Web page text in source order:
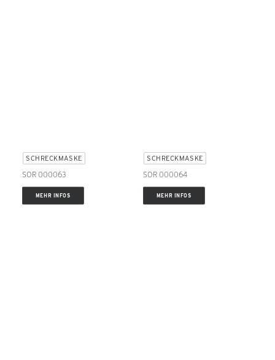
SCHRECKMASKE
SOR 000063
MEHR INFOS
SCHRECKMASKE
SOR 000064
MEHR INFOS